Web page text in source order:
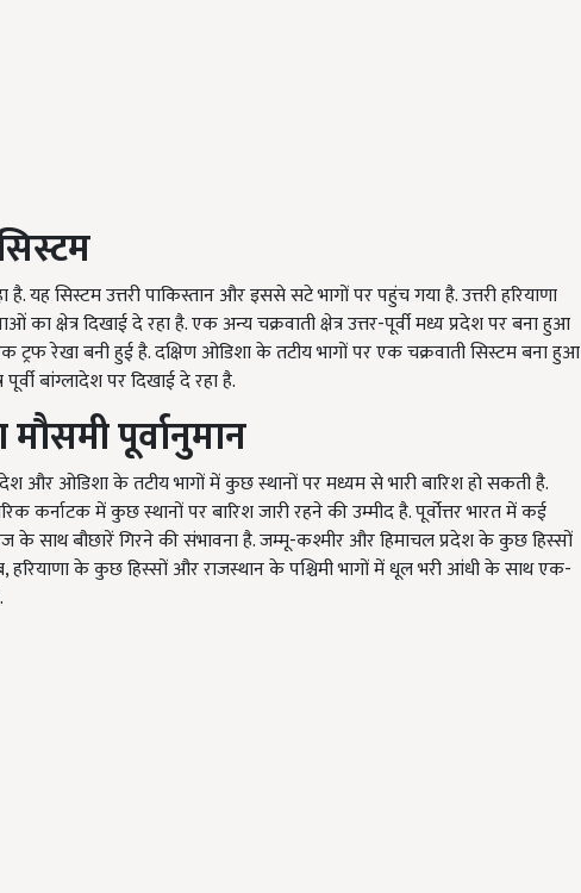
है. यह सिस्टम उत्तरी पाकिस्तान और इससे सटे भागों पर पहुंच गया है. उत्तरी हरियाणा
क्षेत्र दिखाई दे रहा है. एक अन्य चक्रवाती क्षेत्र उत्तर-पूर्वी मध्य प्रदेश पर बना हुआ
रेखा बनी हुई है. दक्षिण ओडिशा के तटीय भागों पर एक चक्रवाती सिस्टम बना हुआ
बांग्लादेश पर दिखाई दे रहा है.
पूर्वानुमान
और ओडिशा के तटीय भागों में कुछ स्थानों पर मध्यम से भारी बारिश हो सकती है.
में कुछ स्थानों पर बारिश जारी रहने की उम्मीद है. पूर्वोत्तर भारत में कई
के साथ बौछारें गिरने की संभावना है. जम्मू-कश्मीर और हिमाचल प्रदेश के कुछ हिस्सों
हरियाणा के कुछ हिस्सों और राजस्थान के पश्चिमी भागों में धूल भरी आंधी के साथ एक-